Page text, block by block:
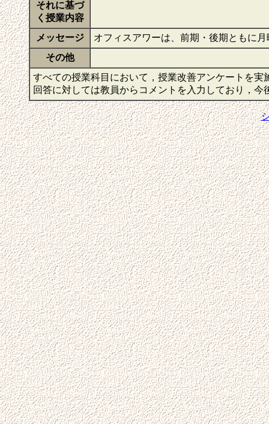
それに基づ
く授業内容
メッセージ
オフィスアワーは、前期・後期ともに
その他
すべての授業科目において，授業改善アンケートを
回答に対しては教員からコメントを入力しており，